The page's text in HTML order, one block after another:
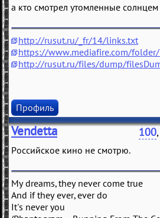
а кто смотрел утомленные солнцем
http://rusut.ru/_fr/14/links.txt
https://www.mediafire.com/
http://rusut.ru/files/dump/
Профиль
Vendetta 100
Российское кино не смотрю.
My dreams, they never come true
And if they ever, ever do
It's never you